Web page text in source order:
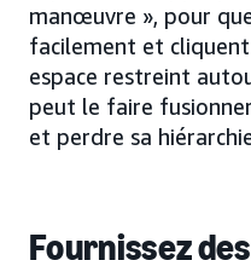
manœuvre », pour
facilement et cliquent
espace restreint
peut le faire
et perdre sa
Fournissez